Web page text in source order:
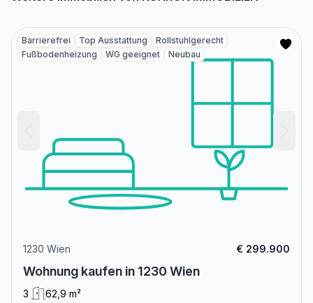
Barrierefrei Top Ausstattung
Rollstuhlgerecht
Fußbodenheizung
WG geeignet Neubau
1230 Wien € 299.900
Wohnung kaufen in 1230 Wien
3
62,9 m²